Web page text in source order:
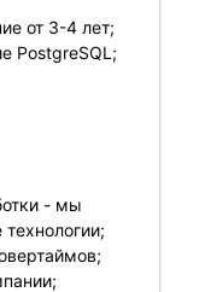
от 3-4 лет;
PostgreSQL;
- мы